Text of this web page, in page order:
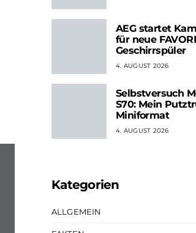
AEG startet
für neue
Geschirrspüler
4. AUGUST 2026
Selbstversuch
S70: Mein
Miniformat
4. AUGUST 2026
Kategorien
ALLGEMEIN